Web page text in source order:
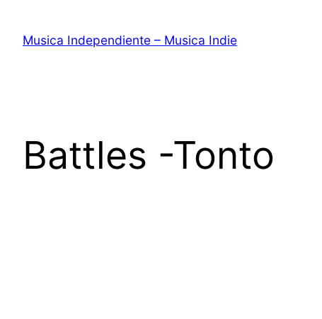
contenido
Musica Independiente – Musica Indie
Battles -Tonto